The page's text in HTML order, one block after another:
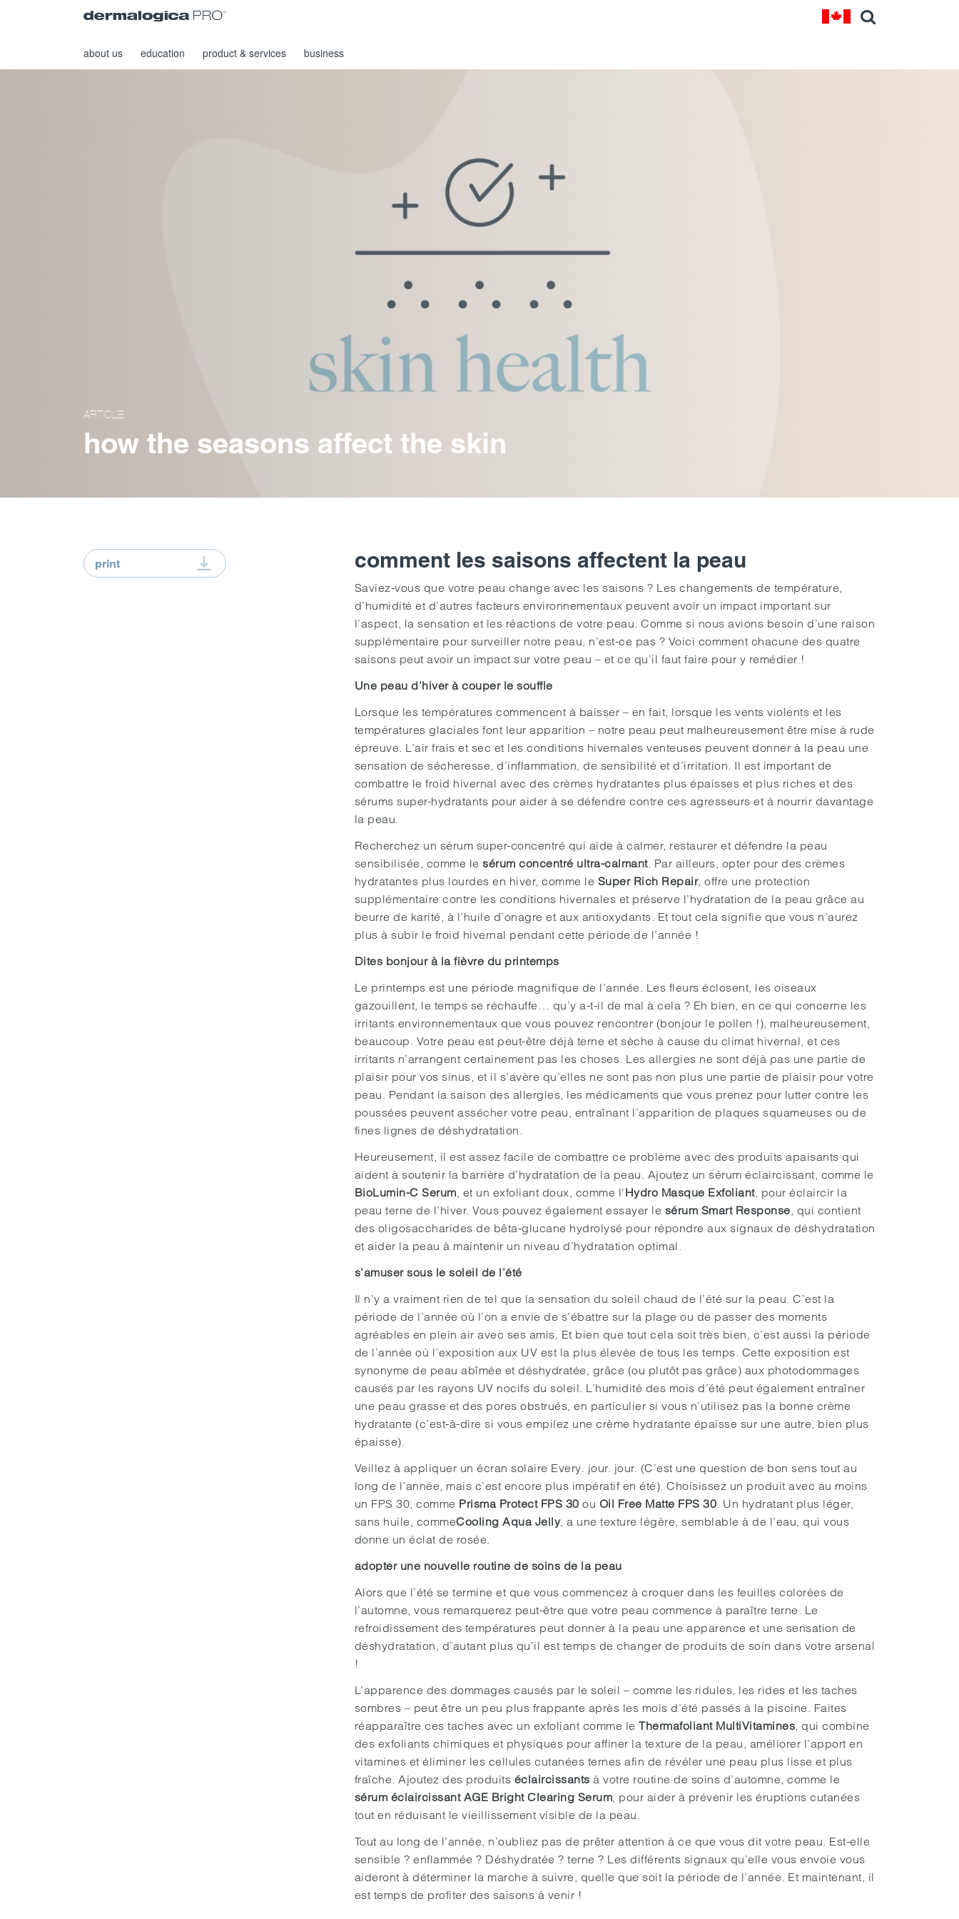
about us education product & services business
ARTICLE
how the seasons affect the skin
print comment les saisons affectent la peau
Saviez-vous que votre peau change avec les saisons ? Les changements de température,
d’humidité et d’autres facteurs environnementaux peuvent avoir un impact important sur
l’aspect, la sensation et les réactions de votre peau. Comme si nous avions besoin d’une raison
supplémentaire pour surveiller notre peau, n’est-ce pas ? Voici comment chacune des quatre
saisons peut avoir un impact sur votre peau – et ce qu’il faut faire pour y remédier !
Une peau d’hiver à couper le souffle
Lorsque les températures commencent à baisser – en fait, lorsque les vents violents et les
températures glaciales font leur apparition – notre peau peut malheureusement être mise à rude
épreuve. L’air frais et sec et les conditions hivernales venteuses peuvent donner à la peau une
sensation de sécheresse, d’inflammation, de sensibilité et d’irritation. Il est important de
combattre le froid hivernal avec des crèmes hydratantes plus épaisses et plus riches et des
sérums super-hydratants pour aider à se défendre contre ces agresseurs et à nourrir davantage
la peau.
Recherchez un sérum super-concentré qui aide à calmer, restaurer et défendre la peau
sensibilisée, comme lesérum concentré ultra-calmant. Par ailleurs, opter pour des crèmes
hydratantes plus lourdes en hiver, comme le Super Rich Repair, offre une protection
supplémentaire contre les conditions hivernales et préserve l’hydratation de la peau grâce au
beurre de karité, à l’huile d’onagre et aux antioxydants. Et tout cela signifie que vous n’aurez
plus à subir le froid hivernal pendant cette période de l’année !
Dites bonjour à la fièvre du printemps
Le printemps est une période magnifique de l’année. Les fleurs éclosent, les oiseaux
gazouillent, le temps se réchauffe… qu’y a-t-il de mal à cela ? Eh bien, en ce qui concerne les
irritants environnementaux que vous pouvez rencontrer (bonjour le pollen !), malheureusement,
beaucoup. Votre peau est peut-être déjà terne et sèche à cause du climat hivernal, et ces
irritants n’arrangent certainement pas les choses. Les allergies ne sont déjà pas une partie de
plaisir pour vos sinus, et il s’avère qu’elles ne sont pas non plus une partie de plaisir pour votre
peau. Pendant la saison des allergies, les médicaments que vous prenez pour lutter contre les
poussées peuvent assécher votre peau, entraînant l’apparition de plaques squameuses ou de
fines lignes de déshydratation.
Heureusement, il est assez facile de combattre ce problème avec des produits apaisants qui
aident à soutenir la barrière d’hydratation de la peau. Ajoutez un sérum éclaircissant, comme le
BioLumin-C Serum, et un exfoliant doux, comme l’Hydro Masque Exfoliant, pour éclaircir la
peau terne de l’hiver. Vous pouvez également essayer le sérum Smart Response, qui contient
des oligosaccharides de bêta-glucane hydrolysé pour répondre aux signaux de déshydratation
et aider la peau à maintenir un niveau d’hydratation optimal.
s’amuser sous le soleil de l’été
Il n’y a vraiment rien de tel que la sensation du soleil chaud de l’été sur la peau. C’est la
période de l’année où l’on a envie de s’ébattre sur la plage ou de passer des moments
agréables en plein air avec ses amis. Et bien que tout cela soit très bien, c’est aussi la période
de l’année où l’exposition aux UV est la plus élevée de tous les temps. Cette exposition est
synonyme de peau abîmée et déshydratée, grâce (ou plutôt pas grâce) aux photodommages
causés par les rayons UV nocifs du soleil. L’humidité des mois d’été peut également entraîner
une peau grasse et des pores obstrués, en particulier si vous n’utilisez pas la bonne crème
hydratante (c’est-à-dire si vous empilez une crème hydratante épaisse sur une autre, bien plus
épaisse).
Veillez à appliquer un écran solaire Every. jour. jour. (C’est une question de bon sens tout au
long de l’année, mais c’est encore plus impératif en été). Choisissez un produit avec au moins
un FPS 30, comme Prisma Protect FPS 30 ou Oil Free Matte FPS 30. Un hydratant plus léger,
sans huile, commeCooling Aqua Jelly, a une texture légère, semblable à de l’eau, qui vous
donne un éclat de rosée.
adopter une nouvelle routine de soins de la peau
Alors que l’été se termine et que vous commencez à croquer dans les feuilles colorées de
l’automne, vous remarquerez peut-être que votre peau commence à paraître terne. Le
refroidissement des températures peut donner à la peau une apparence et une sensation de
déshydratation, d’autant plus qu’il est temps de changer de produits de soin dans votre arsenal
!
L’apparence des dommages causés par le soleil – comme les ridules, les rides et les taches
sombres – peut être un peu plus frappante après les mois d’été passés à la piscine. Faites
réapparaître ces taches avec un exfoliant comme leThermafoliant MultiVitamines, qui combine
des exfoliants chimiques et physiques pour affiner la texture de la peau, améliorer l’apport en
vitamines et éliminer les cellules cutanées ternes afin de révéler une peau plus lisse et plus
fraîche. Ajoutez des produits éclaircissants à votre routine de soins d’automne, comme le
sérum éclaircissant AGE Bright Clearing Serum, pour aider à prévenir les éruptions cutanées
tout en réduisant le vieillissement visible de la peau.
Tout au long de l’année, n’oubliez pas de prêter attention à ce que vous dit votre peau. Est-elle
sensible ? enflammée ? Déshydratée ? terne ? Les différents signaux qu’elle vous envoie vous
aideront à déterminer la marche à suivre, quelle que soit la période de l’année. Et maintenant, il
est temps de profiter des saisons à venir !